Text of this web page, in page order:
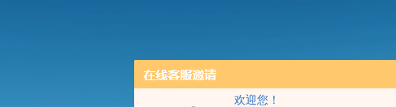
欢迎您！